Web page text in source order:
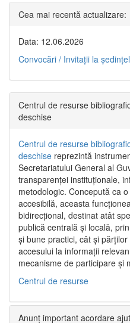
Cea mai recentă actualizare:
Data: 12.06.2026
Convocări / Invitaţii la
Centrul de resurse
deschise
Centrul de resurse
deschise reprezintă
Secretariatului General al
transparenței instituționale,
metodologic. Concepută ca
accesibilă, aceasta
bidirecțional, destinat atât
publică centrală și locală,
și bune practici, cât și
accesului la informații
mecanisme de participare și
Centrul de resurse
Anunț important acordare